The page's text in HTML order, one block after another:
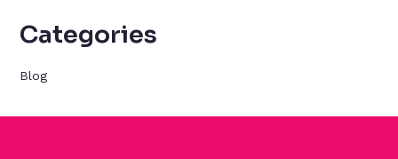
Categories
Blog